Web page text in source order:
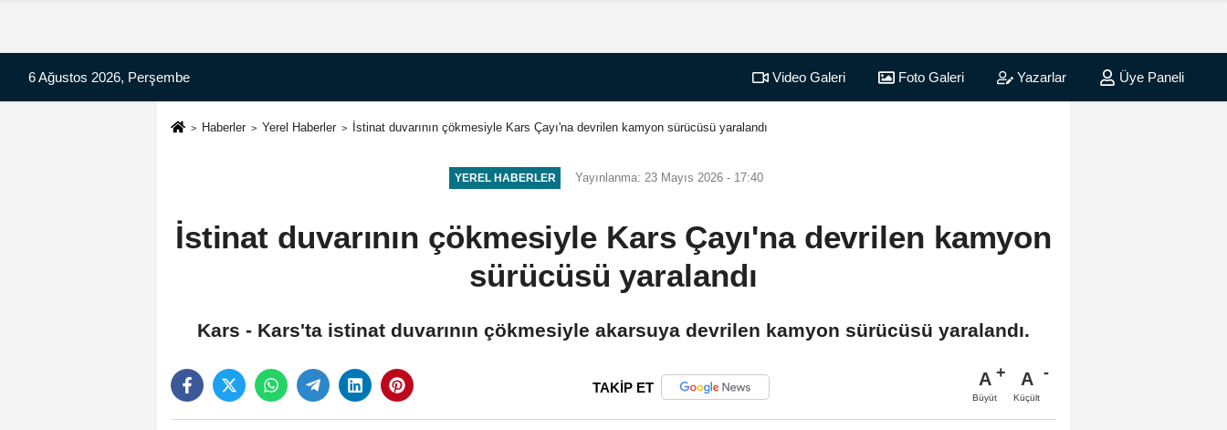
6 Ağustos 2026, Perşembe Video Galeri Foto Galeri Yazarlar Üye Paneli
Haberler Yerel Haberler İstinat duvarının çökmesiyle Kars Çayı'na devrilen kamyon sürücüsü yaralandı
YEREL HABERLER Yayınlanma: 23 Mayıs 2026 - 17:40
İstinat duvarının çökmesiyle Kars Çayı'na devrilen kamyon
sürücüsü yaralandı
Kars - Kars'ta istinat duvarının çökmesiyle akarsuya devrilen kamyon sürücüsü yaralandı.
TAKİP ET A
Büyüt
A
Küçült